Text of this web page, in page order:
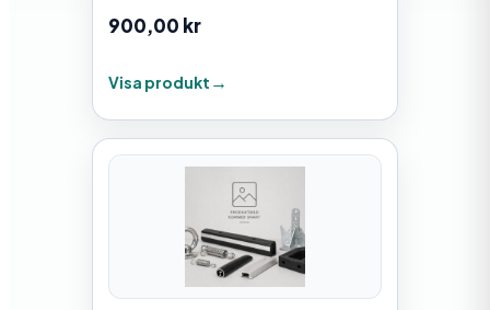
900,00 kr
Visa produkt